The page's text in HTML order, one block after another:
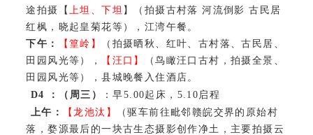
途拍摄【上坦、下坦 】（拍摄古村落 河流倒影 古民居
红枫，晓起皇菊花等），江湾午餐。
下午：
【篁岭】
（拍摄晒秋、红叶、古村落、古民居、
田园风光等），
【汪口】
（鸟瞰汪口古村，拍摄全景、
田园风光等），县城晚餐入住酒店。
D4
： （周三）
：早5.00起床，5.10启程
上午：
【龙池汰】
（驱车前往毗邻赣皖交界的原始村
落，婺源最后的一块古生态摄影创作净土，主要拍摄云